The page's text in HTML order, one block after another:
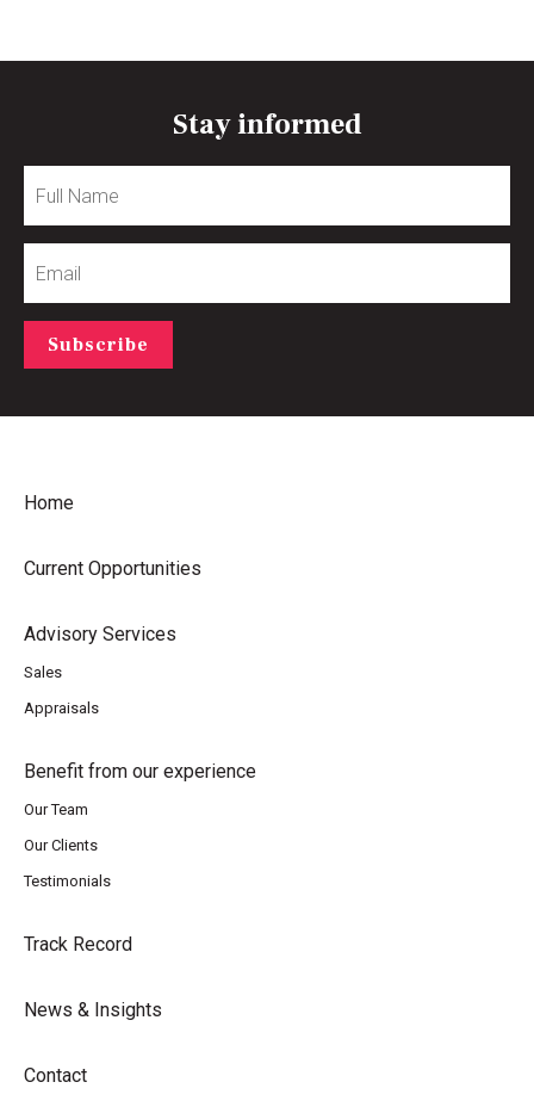
Stay informed
Name
Subscribe
Home
Current Opportunities
Advisory Services
Sales
Appraisals
Benefit from our experience
Our Team
Our Clients
Testimonials
Track Record
News & Insights
Contact